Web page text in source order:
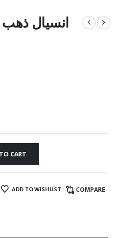
CART
ADD TO WISHLIST COMPARE